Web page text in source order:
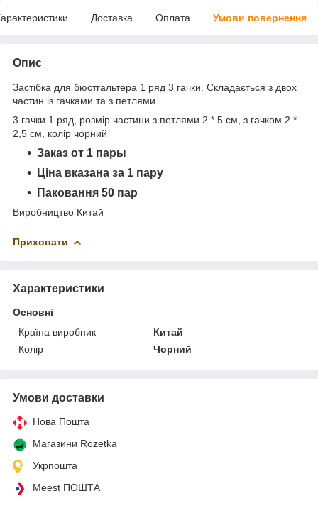
Доставка Оплата Умови повернення
Опис
Застібка для бюстгальтера 1 ряд 3 гачки. Складається з двох
частин із гачками та з петлями.
3 гачки 1 ряд, розмір частини з петлями 2 * 5 см, з гачком 2 *
2,5 см, колір чорний
Заказ от 1 пары
Ціна вказана за 1 пару
Паковання 50 пар
Виробництво Китай
Приховати
Характеристики
Основні
Країна виробник
Китай
Колір
Чорний
Умови доставки
Нова Пошта
Магазини Rozetka
Укрпошта
Meest ПОШТА